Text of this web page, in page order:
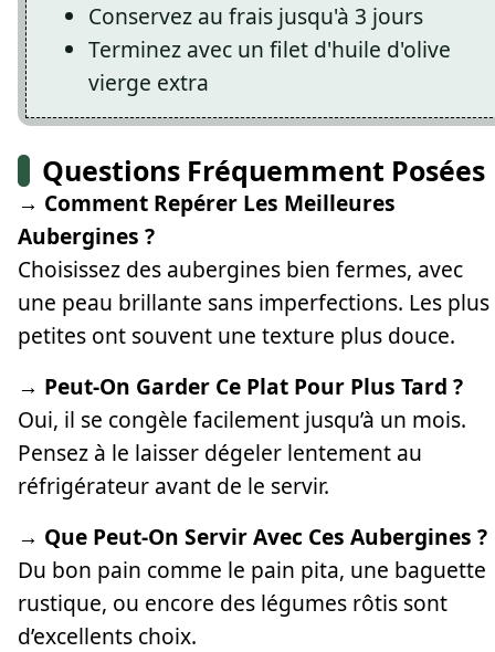
Conservez au frais jusqu'à 3 jours
Terminez avec un filet d'huile d'olive
vierge extra
Questions Fréquemment Posées
→ Comment Repérer Les Meilleures
Aubergines ?
Choisissez des aubergines bien fermes, avec
une peau brillante sans imperfections. Les plus
petites ont souvent une texture plus douce.
→ Peut-On Garder Ce Plat Pour Plus Tard ?
Oui, il se congèle facilement jusqu’à un mois.
Pensez à le laisser dégeler lentement au
réfrigérateur avant de le servir.
→ Que Peut-On Servir Avec Ces Aubergines ?
Du bon pain comme le pain pita, une baguette
rustique, ou encore des légumes rôtis sont
d’excellents choix.